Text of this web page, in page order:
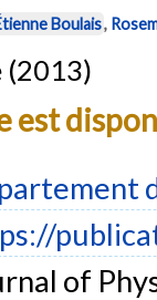
Boulais,
(2013)
est
of